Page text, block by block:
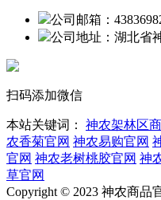
公司邮箱：
公司地址：湖北省
扫码添加微信
本站关键词： 神农架林区
农香菊官网 神农易购官网
官网 神农老树桃胶官网 神
草官网
Copyright © 2023 神农商品